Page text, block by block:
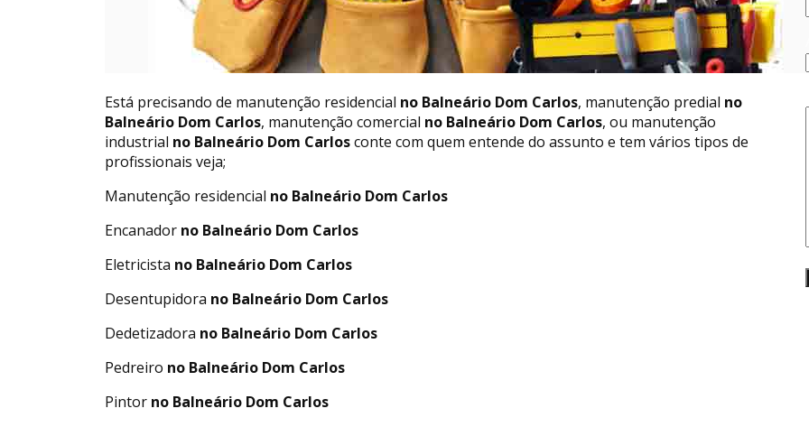
Está precisando de manutenção residencial no Balneário Dom Carlos, manutenção predial no
Balneário Dom Carlos, manutenção comercial no Balneário Dom Carlos, ou manutenção
industrial no Balneário Dom Carlosconte com quem entende do assunto e tem vários tipos de
profissionais veja;
Manutenção residencial no Balneário Dom Carlos
Encanador no Balneário Dom Carlos
Eletricista no Balneário Dom Carlos
Desentupidora no Balneário Dom Carlos
Dedetizadora no Balneário Dom Carlos
Pedreiro no Balneário Dom Carlos
Pintor no Balneário Dom Carlos